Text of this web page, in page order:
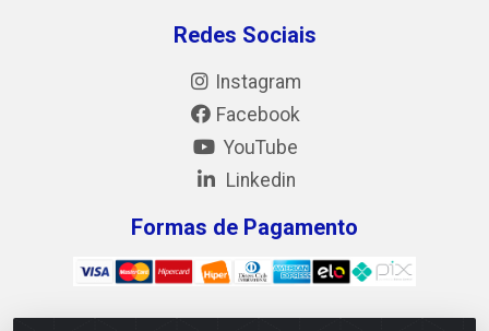
Redes Sociais
Instagram
Facebook
YouTube
Linkedin
Formas de Pagamento